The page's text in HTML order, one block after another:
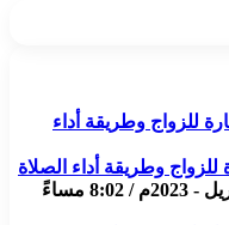
وطريقة أداء الصلاة